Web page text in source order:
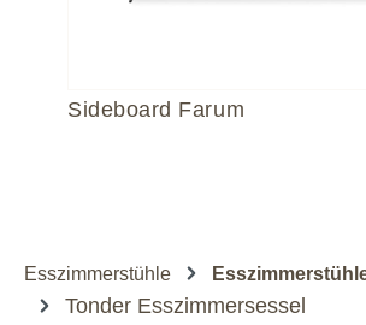
Sideboard Farum
Esszimmerstühle
Tonder Esszimmersessel